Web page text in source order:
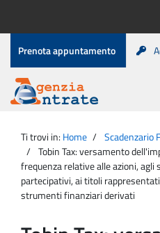
contenuto
Menu
di
servizio
Prenota appuntamento
Agenzia
Entrate
principale
Ti trovi in: Home Scadenzario
Tobin Tax: versamento
frequenza relative alle azioni,
partecipativi, ai titoli
strumenti finanziari derivati